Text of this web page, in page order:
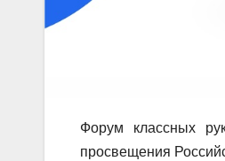
Форум классных
просвещения